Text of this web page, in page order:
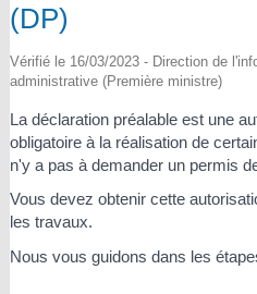
(DP)
Vérifié le 16/03/2023 - Direction de
administrative (Première ministre)
La déclaration préalable est une
obligatoire à la réalisation de
n'y a pas à demander un permis
Vous devez obtenir cette
les travaux.
Nous vous guidons dans les